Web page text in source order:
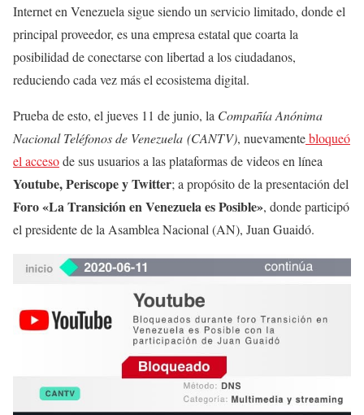
Internet en Venezuela sigue siendo un servicio limitado, donde el
principal proveedor, es una empresa estatal que coarta la
posibilidad de conectarse con libertad a los ciudadanos,
reduciendo cada vez más el ecosistema digital.
Prueba de esto, el jueves 11 de junio, la Compañía Anónima
Nacional Teléfonos de Venezuela (CANTV), nuevamentebloqueó
el accesode sus usuarios a las plataformas de videos en línea
Youtube, Periscope y Twitter; a propósito de la presentación del
Foro «La Transición en Venezuela es Posible», donde participó
el presidente de la Asamblea Nacional (AN), Juan Guaidó.